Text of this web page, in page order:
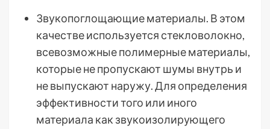
Звукопоглощающие материалы. В этом
качестве используется стекловолокно,
всевозможные полимерные материалы,
которые не пропускают шумы внутрь и
не выпускают наружу. Для определения
эффективности того или иного
материала как звукоизолирующего